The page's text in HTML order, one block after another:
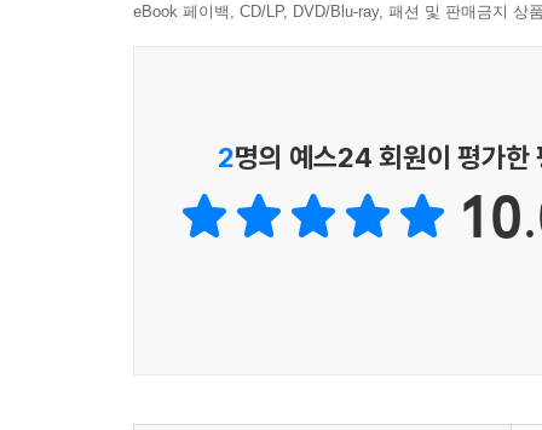
- 크리스토퍼 애쉬 (《욥기-십자가의 지혜》, 《결
드리고, 날마다 그 친구를 위해 어떻게 기도하고
- 낸시 드모스 월게머스 (《여성들이 믿고 있는 거
낸시 거스리의 『무엇을 위해 기도할까』는 가
eBook 페이백, CD/LP, DVD/Blu-ray, 패션 및 판매금지 상
2명의 예스24 회원이 평가한